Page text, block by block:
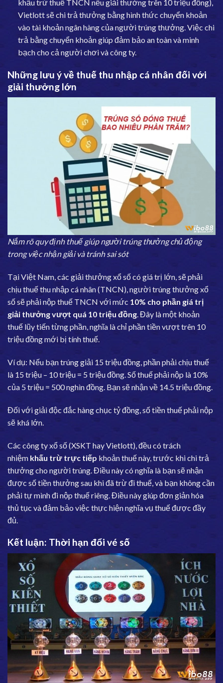
khấu trừ thuế TNCN nếu giải thưởng trên 10 triệu đồng),
Vietlott sẽ chi trả thưởng bằng hình thức chuyển khoản
vào tài khoản ngân hàng của người trúng thưởng. Việc chi
trả bằng chuyển khoản giúp đảm bảo an toàn và minh
bạch cho cả người chơi và công ty.
Những lưu ý về thuế thu nhập cá nhân đối với
giải thưởng lớn
Nắm rõ quy định thuế giúp người trúng thưởng chủ động
trong việc nhận giải và tránh sai sót
Tại Việt Nam, các giải thưởng xổ số có giá trị lớn, sẽ phải
chịu thuế thu nhập cá nhân (TNCN), người trúng thưởng xổ
số sẽ phải nộp thuế TNCN với mức 10% cho phần giá trị
giải thưởng vượt quá 10 triệu đồng. Đây là một khoản
thuế lũy tiến từng phần, nghĩa là chỉ phần tiền vượt trên 10
triệu đồng mới bị tính thuế.
Ví dụ: Nếu bạn trúng giải 15 triệu đồng, phần phải chịu thuế
là 15 triệu – 10 triệu = 5 triệu đồng. Số thuế phải nộp là 10%
của 5 triệu = 500 nghìn đồng. Bạn sẽ nhận về 14.5 triệu đồng.
Đối với giải độc đắc hàng chục tỷ đồng, số tiền thuế phải nộp
sẽ khá lớn.
Các công ty xổ số (XSKT hay Vietlott), đều có trách
nhiệm khấu trừ trực tiếp khoản thuế này, trước khi chi trả
thưởng cho người trúng. Điều này có nghĩa là bạn sẽ nhận
được số tiền thưởng sau khi đã trừ đi thuế, và bạn không cần
phải tự mình đi nộp thuế riêng. Điều này giúp đơn giản hóa
thủ tục và đảm bảo việc thực hiện nghĩa vụ thuế được đầy
đủ.
Kết luận: Thời hạn đổi vé số